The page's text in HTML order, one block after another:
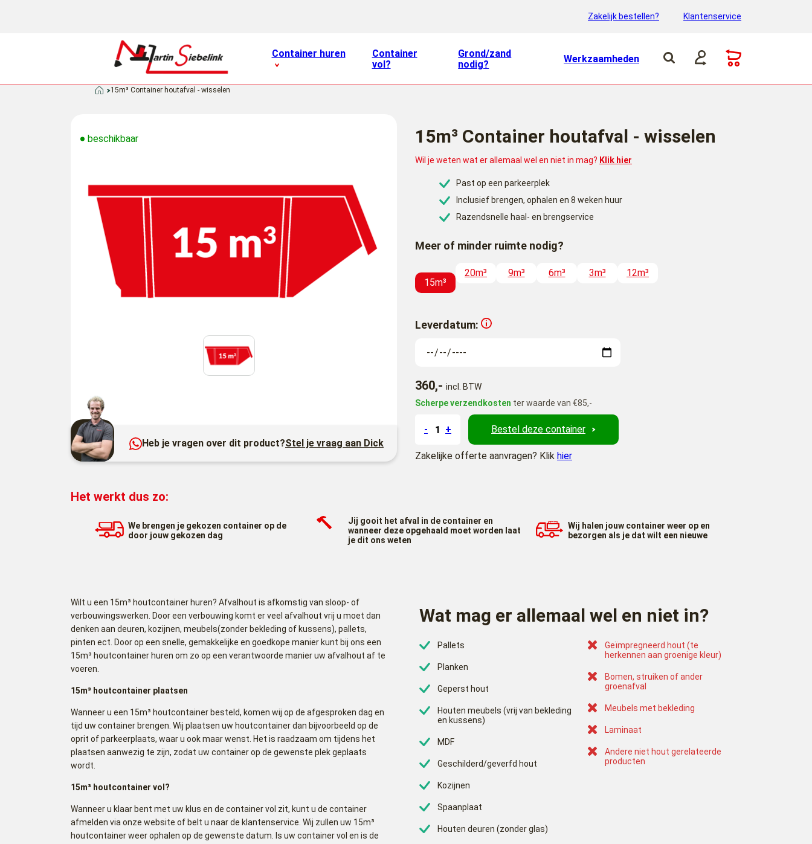
Zakelijk bestellen? Klantenservice
Container huren
Grond/zand
nodig?
Container
vol?
Werkzaamheden
15m³ Container houtafval - wisselen
beschikbaar
Heb je vragen over dit product?Stel je vraag aan Dick
15m³ Container houtafval - wisselen
Wil je weten wat er allemaal wel en niet in mag? Klik hier
Past op een parkeerplek
Inclusief brengen, ophalen en 8 weken huur
Razendsnelle haal- en brengservice
Meer of minder ruimte nodig?
15m³
20m³ 9m³ 6m³ 3m³ 12m³
Leverdatum:
360,- incl. BTW
Scherpe verzendkosten ter waarde van €85,-
- + Bestel deze container
Zakelijke offerte aanvragen? Klik hier
Het werkt dus zo:
We brengen je gekozen container op de
door jouw gekozen dag
Jij gooit het afval in de container en
wanneer deze opgehaald moet worden laat
je dit ons weten
Wij halen jouw container weer op en
bezorgen als je dat wilt een nieuwe
Wilt u een 15m³ houtcontainer huren? Afvalhout is afkomstig van sloop- of
verbouwingswerken. Door een verbouwing komt er veel afvalhout vrij u moet dan
denken aan deuren, kozijnen, meubels(zonder bekleding of kussens), pallets,
pinten ect. Door op een snelle, gemakkelijke en goedkope manier kunt bij ons een
15m³ houtcontainer huren om zo op een verantwoorde manier uw afvalhout af te
voeren.
15m³ houtcontainer plaatsen
Wanneer u een 15m³ houtcontainer besteld, komen wij op de afgesproken dag en
tijd uw container brengen. Wij plaatsen uw houtcontainer dan bijvoorbeeld op de
oprit of parkeerplaats, waar u ook maar wenst. Het is raadzaam om tijdens het
plaatsen aanwezig te zijn, zodat uw container op de gewenste plek geplaats
wordt.
15m³ houtcontainer vol?
Wanneer u klaar bent met uw klus en de container vol zit, kunt u de container
afmelden via onze website of belt u naar de klantenservice. Wij zullen uw 15m³
houtcontainer weer ophalen op de gewenste datum. Is uw container vol en is de
Wat mag er allemaal wel en niet in?
Pallets
Planken
Geperst hout
Houten meubels (vrij van bekleding
en kussens)
MDF
Geschilderd/geverfd hout
Kozijnen
Spaanplaat
Houten deuren (zonder glas)
Geïmpregneerd hout (te
herkennen aan groenige kleur)
Bomen, struiken of ander
groenafval
Meubels met bekleding
Laminaat
Andere niet hout gerelateerde
producten